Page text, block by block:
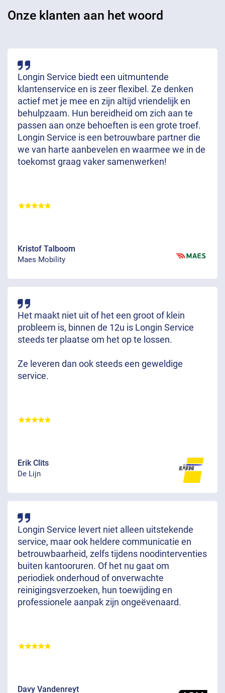
Onze klanten aan het woord
Longin Service biedt een uitmuntende
klantenservice en is zeer flexibel. Ze denken
actief met je mee en zijn altijd vriendelijk en
behulpzaam. Hun bereidheid om zich aan te
passen aan onze behoeften is een grote troef.
Longin Service is een betrouwbare partner die
we van harte aanbevelen en waarmee we in de
toekomst graag vaker samenwerken!
Kristof Talboom
Maes Mobility
Het maakt niet uit of het een groot of klein
probleem is, binnen de 12u is Longin Service
steeds ter plaatse om het op te lossen.
Ze leveren dan ook steeds een geweldige
service.
Erik Clits
De Lijn
Longin Service levert niet alleen uitstekende
service, maar ook heldere communicatie en
betrouwbaarheid, zelfs tijdens noodinterventies
buiten kantooruren. Of het nu gaat om
periodiek onderhoud of onverwachte
reinigingsverzoeken, hun toewijding en
professionele aanpak zijn ongeëvenaard.
Davy Vandenreyt